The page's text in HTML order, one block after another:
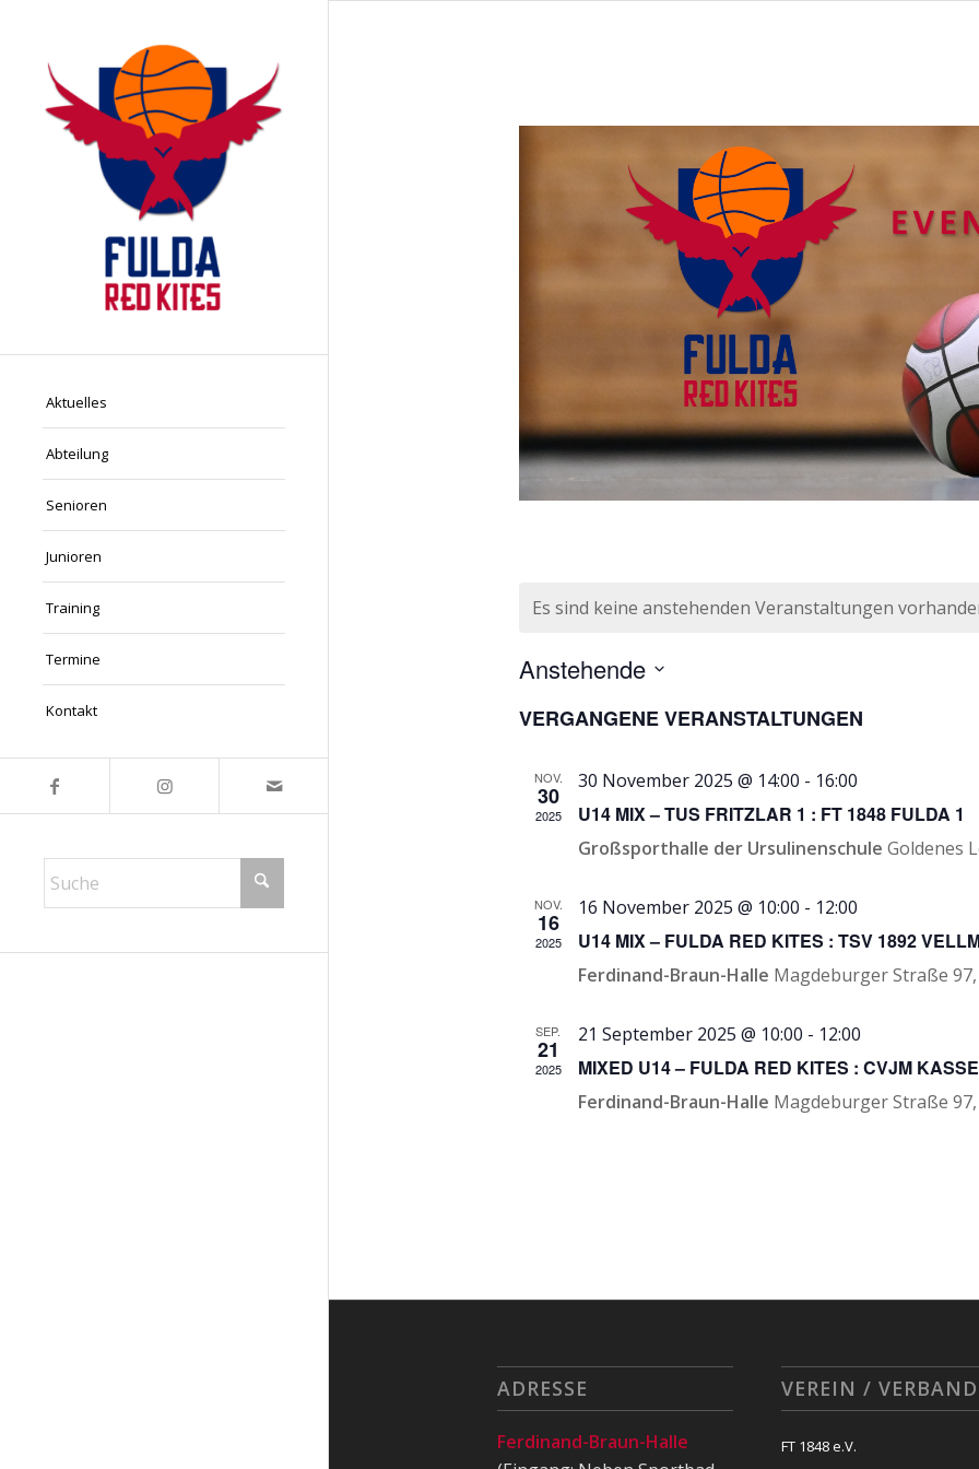
Aktuelles
Abteilung
Senioren
Junioren
Training
Termine
Kontakt
Es sind keine anstehenden Veranstaltungen
Anstehende
wählen.
VERGANGENE VERANSTALTUNGEN
NOV.
30
2025
30 November 2025 @ 14:00 - 16:00
U14 MIX – TUS FRITZLAR 1 : FT 1848 FULDA 1
Großsporthalle der Ursulinenschule Goldenes
NOV.
16
2025
16 November 2025 @ 10:00 - 12:00
U14 MIX – FULDA RED KITES : TSV 1892
Ferdinand-Braun-Halle Magdeburger Straße 97,
SEP.
21
2025
21 September 2025 @ 10:00 - 12:00
MIXED U14 – FULDA RED KITES : CVJM
Ferdinand-Braun-Halle Magdeburger Straße 97,
ADRESSE
Ferdinand-Braun-Halle
VEREIN / VERBAND
FT 1848 e.V.